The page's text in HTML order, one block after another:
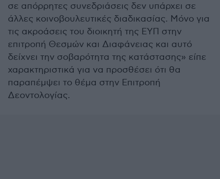
σε απόρρητες συνεδριάσεις δεν υπάρχει σε
άλλες κοινοβουλευτικές διαδικασίας. Μόνο για
τις ακροάσεις του διοικητή της ΕΥΠ στην
επιτροπή Θεσμών και Διαφάνειας και αυτό
δείχνει την σοβαρότητα της κατάστασης» είπε
χαρακτηριστικά για να προσθέσει ότι θα
παραπέμψει το θέμα στην Επιτροπή
Δεοντολογίας.